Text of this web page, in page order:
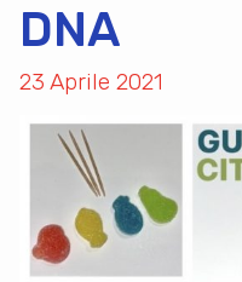
DNA
23 Aprile 2021